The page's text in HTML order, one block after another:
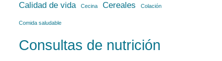
Calidad de vida
Cecina Cereales Colación
Comida saludable
Consultas de nutrición